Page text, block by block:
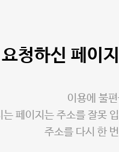
요청하신 페이
이용에 불
는 페이지는 주소를 잘못
주소를 다시 한